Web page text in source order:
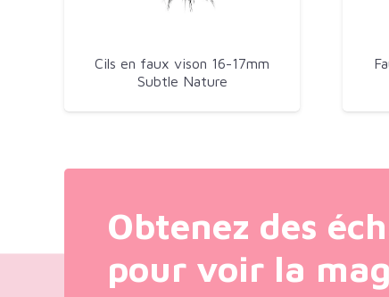
Cils en faux vison 16-17mm
Subtle Nature
Obtenez des
pour voir la